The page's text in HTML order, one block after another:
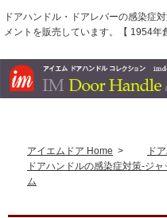
ドアハンドル・ドアレバーの感染症
メントを販売しています。【 1954
アイエムドア Home > ド
ドアハンドルの感染症対策-ジ
ム